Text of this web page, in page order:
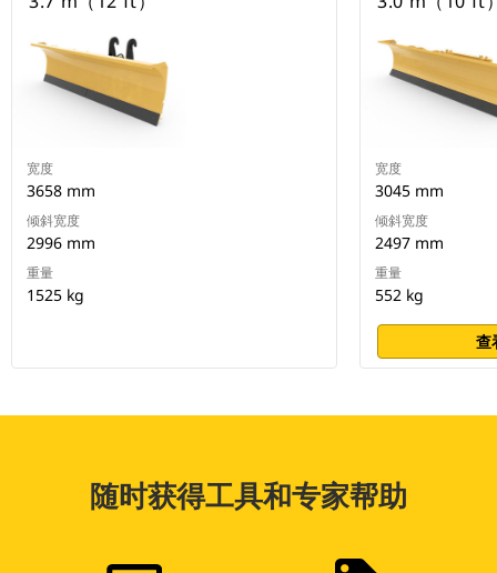
宽度
3658 mm
倾斜宽度
2996 mm
重量
1525 kg
宽度
3045 mm
倾斜宽度
2497 mm
重量
552 kg
查
随时获得工具和专家帮助